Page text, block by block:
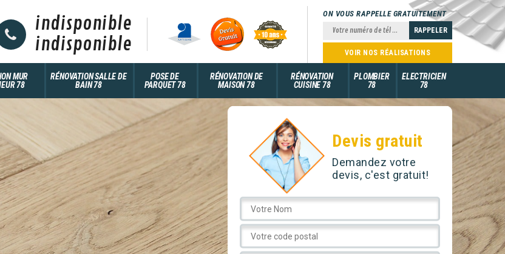
indisponible
indisponible
ON VOUS RAPPELLE GRATUITEMENT
VOIR NOS RÉALISATIONS
MUR
78
RÉNOVATION SALLE DE
BAIN 78
POSE DE
PARQUET 78
RÉNOVATION DE
MAISON 78
RÉNOVATION
CUISINE 78
PLOMBIER
78
ELECTRICIEN
78
Devis gratuit
Demandez votre
devis, c'est gratuit!